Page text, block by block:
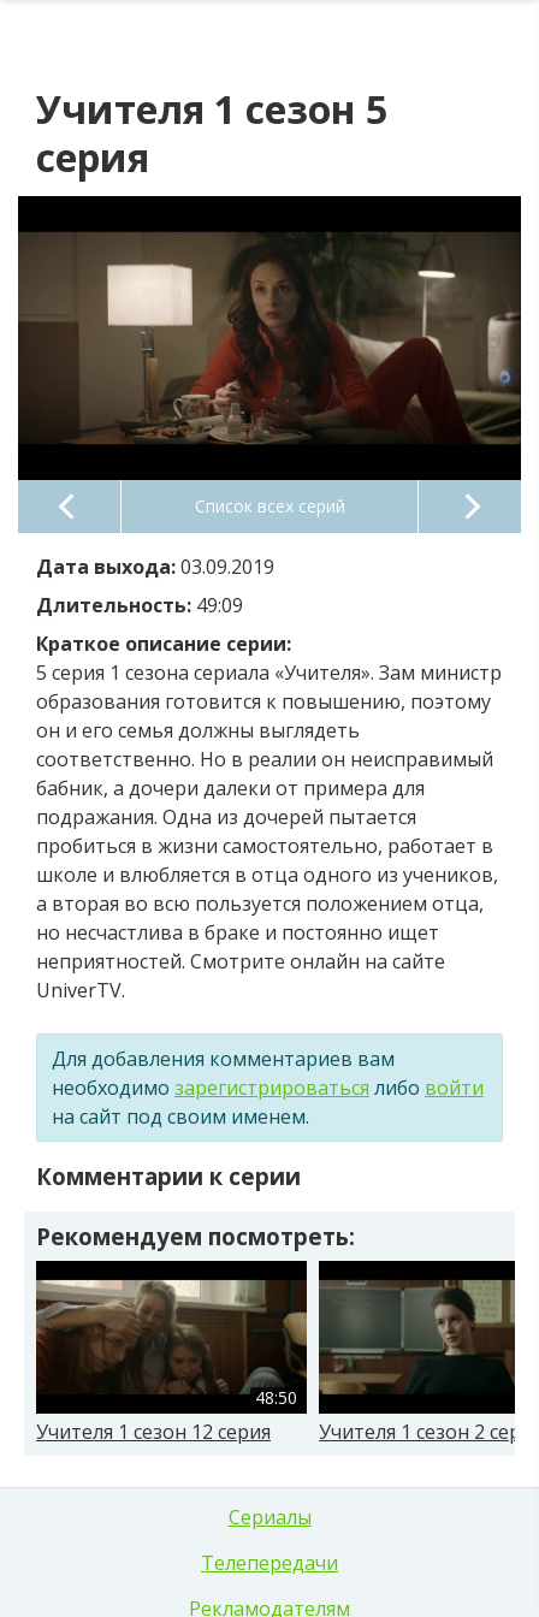
Учителя 1 сезон 5
серия
Список всех серий
Дата выхода:03.09.2019
Длительность: 49:09
Краткое описание серии:
5 серия 1 сезона сериала «Учителя». Зам министр
образования готовится к повышению, поэтому
он и его семья должны выглядеть
соответственно. Но в реалии он неисправимый
бабник, а дочери далеки от примера для
подражания. Одна из дочерей пытается
пробиться в жизни самостоятельно, работает в
школе и влюбляется в отца одного из учеников,
а вторая во всю пользуется положением отца,
но несчастлива в браке и постоянно ищет
неприятностей. Смотрите онлайн на сайте
UniverTV.
Для добавления комментариев вам
необходимо зарегистрироваться либо войти
на сайт под своим именем.
Комментарии к серии
Рекомендуем посмотреть:
48:50
Учителя 1 сезон 12 серия Учителя 1 сезон 2
Сериалы
Телепередачи
Рекламодателям